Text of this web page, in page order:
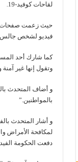
لقاحات كوفيد-19.
حيث زعمت صفحات
فيديو لشخص جالس
وتقول إنها غير
و أضاف المتحدث
بالمواطنين.”
و أشار المتحدث
دفعت الحكومة